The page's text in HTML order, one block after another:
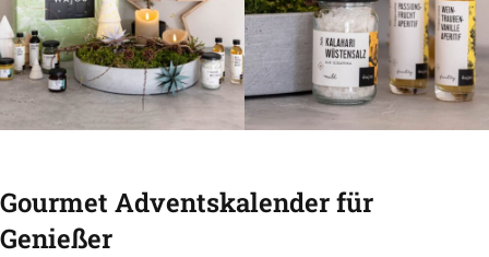
Gourmet Adventskalender für
Genießer